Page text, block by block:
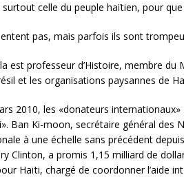
celle du peuple haïtien, pour
pas, mais parfois ils sont
est professeur d’Histoire, membre
et les organisations paysannes de
2010, les «donateurs
Ban Ki-moon, secrétaire général des
à une échelle sans précédent
Clinton, a promis 1,15 milliard de
Haïti, chargé de coordonner l’aide